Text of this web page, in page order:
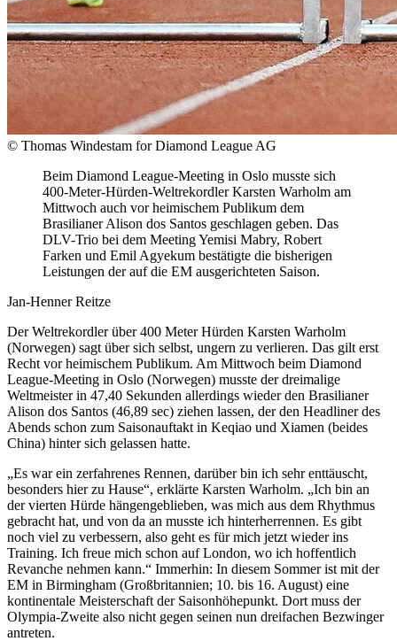
© Thomas Windestam for Diamond League AG
Beim Diamond League-Meeting in Oslo musste sich
400-Meter-Hürden-Weltrekordler Karsten Warholm am
Mittwoch auch vor heimischem Publikum dem
Brasilianer Alison dos Santos geschlagen geben. Das
DLV-Trio bei dem Meeting Yemisi Mabry, Robert
Farken und Emil Agyekum bestätigte die bisherigen
Leistungen der auf die EM ausgerichteten Saison.
Jan-Henner Reitze
Der Weltrekordler über 400 Meter Hürden Karsten Warholm
(Norwegen) sagt über sich selbst, ungern zu verlieren. Das gilt erst
Recht vor heimischem Publikum. Am Mittwoch beim Diamond
League-Meeting in Oslo (Norwegen) musste der dreimalige
Weltmeister in 47,40 Sekunden allerdings wieder den Brasilianer
Alison dos Santos (46,89 sec) ziehen lassen, der den Headliner des
Abends schon zum Saisonauftakt in Keqiao und Xiamen (beides
China) hinter sich gelassen hatte.
„Es war ein zerfahrenes Rennen, darüber bin ich sehr enttäuscht,
besonders hier zu Hause“, erklärte Karsten Warholm. „Ich bin an
der vierten Hürde hängengeblieben, was mich aus dem Rhythmus
gebracht hat, und von da an musste ich hinterherrennen. Es gibt
noch viel zu verbessern, also geht es für mich jetzt wieder ins
Training. Ich freue mich schon auf London, wo ich hoffentlich
Revanche nehmen kann.“ Immerhin: In diesem Sommer ist mit der
EM in Birmingham (Großbritannien; 10. bis 16. August) eine
kontinentale Meisterschaft der Saisonhöhepunkt. Dort muss der
Olympia-Zweite also nicht gegen seinen nun dreifachen Bezwinger
antreten.